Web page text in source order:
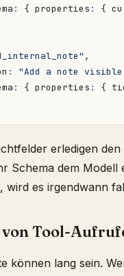
: { properties : {
,
:
"Add a note
: { properties : {
erledigen
Schema dem Modell
wird es irgendwann
Tool-
können lang sein.